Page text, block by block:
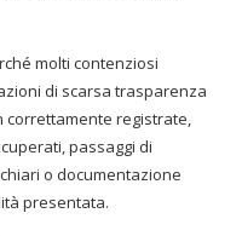
molti contenziosi
di scarsa trasparenza
correttamente registrate,
passaggi di
o documentazione
presentata.